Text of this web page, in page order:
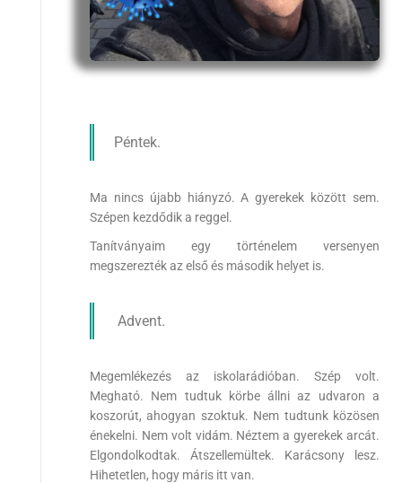
Péntek.
Ma nincs újabb hiányzó. A gyerekek között sem.
Szépen kezdődik a reggel.
Tanítványaim egy történelem versenyen
megszerezték az első és második helyet is.
Advent.
Megemlékezés az iskolarádióban. Szép volt.
Megható. Nem tudtuk körbe állni az udvaron a
koszorút, ahogyan szoktuk. Nem tudtunk közösen
énekelni. Nem volt vidám. Néztem a gyerekek arcát.
Elgondolkodtak. Átszellemültek. Karácsony lesz.
Hihetetlen, hogy máris itt van.